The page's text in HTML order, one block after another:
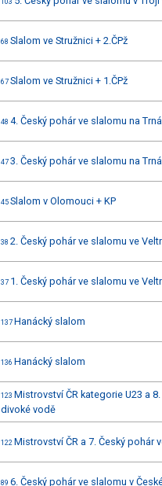
103
68 Slalom ve Stružnici + 2.ČPž
67 Slalom ve Stružnici + 1.ČPž
48 4. Český pohár ve slalomu na
47 3. Český pohár ve slalomu na
45 Slalom v Olomouci + KP
38 2. Český pohár ve slalomu ve
37 1. Český pohár ve slalomu ve
137 Hanácký slalom
136 Hanácký slalom
123 Mistrovství ČR kategorie U23 a
divoké vodě
122 Mistrovství ČR a 7. Český pohár
89 6. Český pohár ve slalomu v